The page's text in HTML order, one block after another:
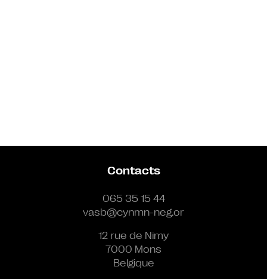
Contacts
065 35 15 44
vasb@cynmn-neg.or
12 rue de Nimy
7000 Mons
Belgique